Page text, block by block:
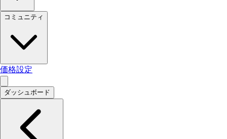
コミュニティ
価格設定
ダッシュボード